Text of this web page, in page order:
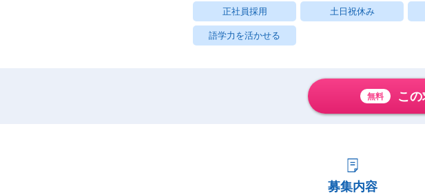
正社員採用 土日祝休み
語学力を活かせる
無料 こ
募集内容